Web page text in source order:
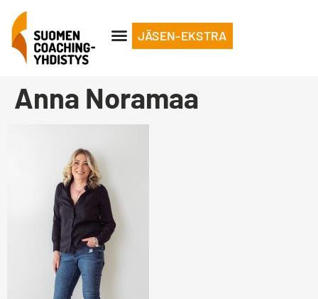
JÄSEN-EKSTRA
Anna Noramaa